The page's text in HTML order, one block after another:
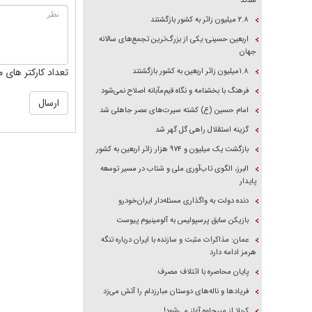
تعداد کارکتر های
۲.۸ میلیون زائر به کشور بازگشتند
اربعین حسینی؛ یکی از بزرگ‌ترین تجمع‌های سالانه
جهان
۱.۸میلیون زائر اربعین به کشور بازگشتند
فرهنگ با بخشنامه و نگاه قیم‌مآبانه اصلاح نمی‌شود
امام حسین (ع) کشته سیرت‌های عصر جاهلی شد
گزینه استقلال راهی گل گهر شد
بازگشت یک میلیون و ۹۷۴ هزار زائر اربعین به کشور
البرز، الگوی تاب‌آوری ملی و شتاب در مسیر توسعه
پایدار
دنده دولت به واگذاری مسئله‌دار ایران‌خودرو
بازیکن سابق پرسپولیس به آلومینیوم پیوست
عمان: مذاکرات مثبت و سازنده با ایران درباره تنگه
هرمز ادامه دارد
پایان محاصره با ائتلاف مصرف
فریاد‌ها و ناله‌های دوستان مبارزدلم را آتش می‌زد